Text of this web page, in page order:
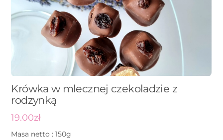
Krówka w mlecznej czekoladzie z
rodzynką
19.00zł
Masa netto : 150g